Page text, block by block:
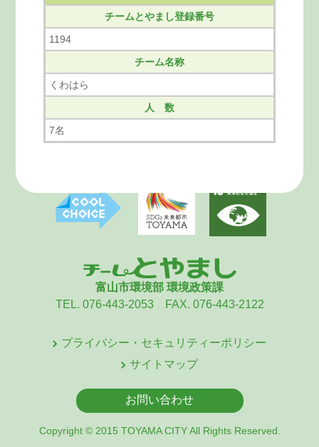
チームとやまし登録番号
1194
チーム名称
くわはら
人 数
7名
富山市環境部 環境政策課
TEL. 076-443-2053 FAX. 076-443-2122
プライバシー・セキュリティーポリシー
サイトマップ
お問い合わせ
Copyright © 2015 TOYAMA CITY All Rights Reserved.